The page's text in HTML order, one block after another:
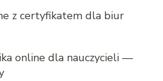
z certyfikatem dla biur
online dla nauczycieli —